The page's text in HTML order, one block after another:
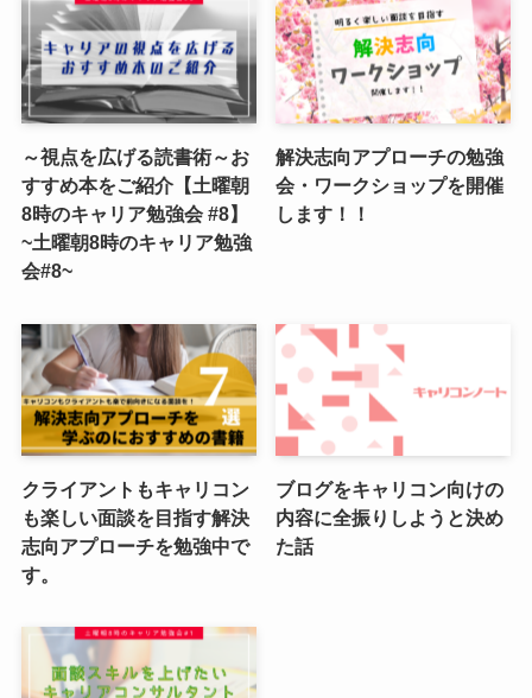
～視点を広げる読書術～お
すすめ本をご紹介【土曜朝
8時のキャリア勉強会 #8】
~土曜朝8時のキャリア勉強
会#8~
解決志向アプローチの勉強
会・ワークショップを開催
します！！
クライアントもキャリコン
も楽しい面談を目指す解決
志向アプローチを勉強中で
す。
ブログをキャリコン向けの
内容に全振りしようと決め
た話